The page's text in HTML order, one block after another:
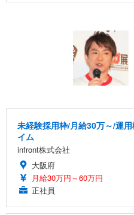
未経験採用枠/月給30万～/運
イム
infront株式会社
大阪府
月給30万円～60万円
正社員